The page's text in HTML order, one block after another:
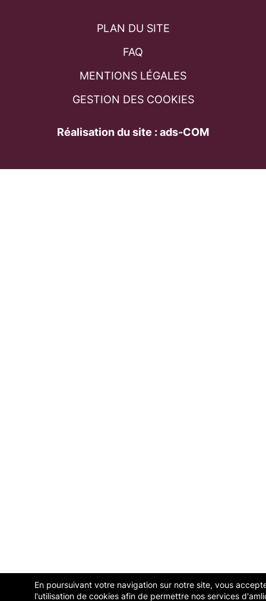
En poursuivant votre navigation sur notre site, vous
l'utilisation de cookies afin de permettre nos services
PLAN DU SITE
FAQ
MENTIONS LÉGALES
GESTION DES COOKIES
Réalisation du site : ads-COM